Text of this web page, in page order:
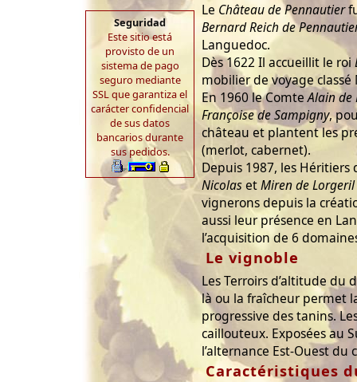
Seguridad
Este sitio está
provisto de un
sistema de pago
seguro mediante
SSL que garantiza el
carácter confidencial
de sus datos
bancarios durante
sus pedidos.
Le Château de Pennautier
Bernard Reich de
Languedoc.
Dès 1622 Il accueillit le roi
mobilier de voyage
En 1960 le ComteAlain de
Françoise de Sampigny,
château et plantent les
(merlot, cabernet).
Depuis 1987, les Héritiers
NicolasetMiren de Lorgeril
vignerons depuis la
aussi leur présence en
l’acquisition de 6
Le vignoble
Les Terroirs d’altitude du
là ou la fraîcheur permet
progressive des tanins.
caillouteux. Exposées au
l’alternance Est-Ouest du
Caractéristiques